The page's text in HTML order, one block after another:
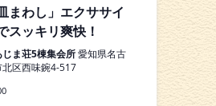
し
て
ナ
ゲ
まわし」エクササイ
スッキリ爽快！
じま荘5棟集会所愛知県名古
北区西味鋺4-517